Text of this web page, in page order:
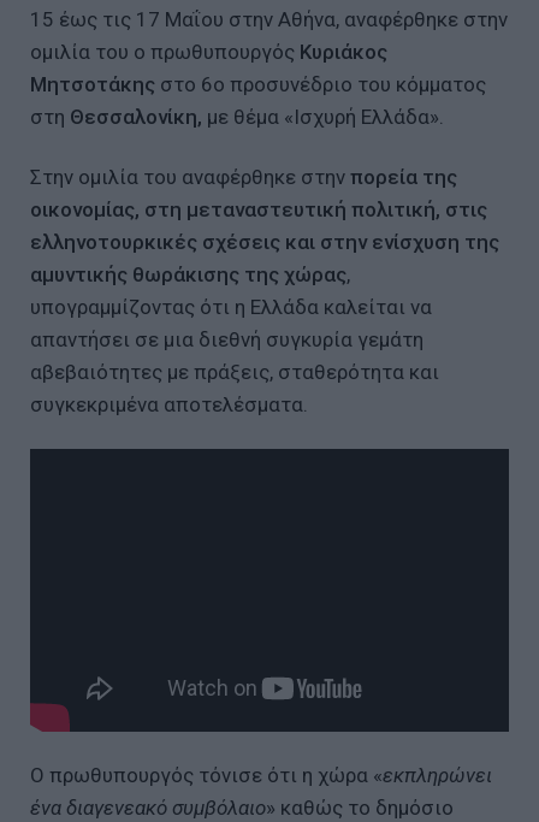
15 έως τις 17 Μαΐου στην Αθήνα, αναφέρθηκε στην
ομιλία του ο πρωθυπουργός Κυριάκος
Μητσοτάκης στο 6ο προσυνέδριο του κόμματος
στη Θεσσαλονίκη, με θέμα «Ισχυρή Ελλάδα».
Στην ομιλία του αναφέρθηκε στην πορεία της
οικονομίας, στη μεταναστευτική πολιτική, στις
ελληνοτουρκικές σχέσεις και στην ενίσχυση της
αμυντικής θωράκισης της χώρας,
υπογραμμίζοντας ότι η Ελλάδα καλείται να
απαντήσει σε μια διεθνή συγκυρία γεμάτη
αβεβαιότητες με πράξεις, σταθερότητα και
συγκεκριμένα αποτελέσματα.
Ο πρωθυπουργός τόνισε ότι η χώρα «εκπληρώνει
ένα διαγενεακό συμβόλαιο» καθώς το δημόσιο